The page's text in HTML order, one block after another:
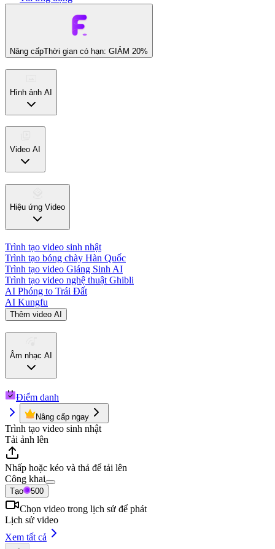
Nâng cấpThời gian có hạn: GIẢM 20%
Hình ảnh AI
Video AI
Hiệu ứng Video
Trình tạo video sinh nhật
Trình tạo bóng chày Hàn Quốc
Trình tạo video Giáng Sinh AI
Trình tạo video nghệ thuật Ghibli
AI Phóng to Trái Đất
AI Kungfu
Thêm video AI
Âm nhạc AI
Điểm danh
Nâng cấp ngay
Trình tạo video sinh nhật
Tải ảnh lên
Nhấp hoặc kéo và thả để tải lên
Công khai
Tạo 500
Chọn video trong lịch sử để phát
Lịch sử video
Xem tất cả